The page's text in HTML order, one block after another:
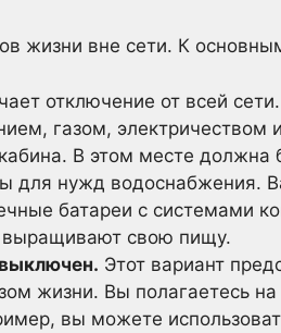
жизни вне сети. К
отключение от всей
газом, электричеством
В этом месте
для нужд водоснабжения.
батареи с системами
выращивают свою пищу.
Этот вариант
жизни. Вы полагаетесь
вы можете